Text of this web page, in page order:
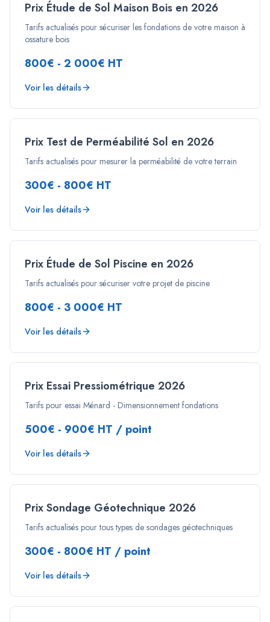
Prix Étude de Sol Maison Bois en 2026
Tarifs actualisés pour sécuriser les fondations de votre maison à
ossature bois
800€ - 2 000€ HT
Voir les détails
Prix Test de Perméabilité Sol en 2026
Tarifs actualisés pour mesurer la perméabilité de votre terrain
300€ - 800€ HT
Voir les détails
Prix Étude de Sol Piscine en 2026
Tarifs actualisés pour sécuriser votre projet de piscine
800€ - 3 000€ HT
Voir les détails
Prix Essai Pressiométrique 2026
Tarifs pour essai Ménard - Dimensionnement fondations
500€ - 900€ HT / point
Voir les détails
Prix Sondage Géotechnique 2026
Tarifs actualisés pour tous types de sondages géotechniques
300€ - 800€ HT / point
Voir les détails